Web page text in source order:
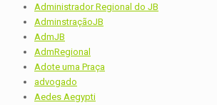
Administrador Regional do JB
AdminstraçãoJB
AdmJB
AdmRegional
Adote uma Praça
advogado
Aedes Aegypti